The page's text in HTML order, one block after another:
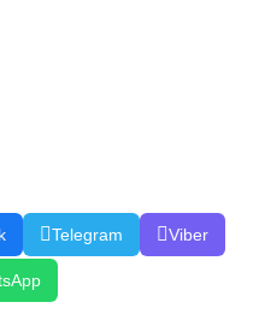
Telegram Viber